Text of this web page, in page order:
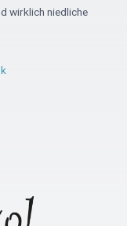
wirklich niedliche